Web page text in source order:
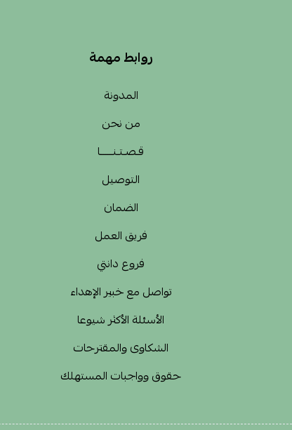
روابط مهمة
المدونة
من نحن
قـصـتـنــــــا
التوصيل
الضمان
فريق العمل
فروع دانتي
تواصل مع خبير الإهداء
الأسئلة الأكثر شيوعا
الشكاوى والمقترحات
حقوق وواجبات المستهلك